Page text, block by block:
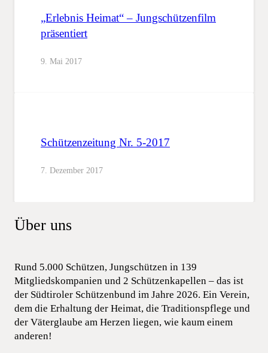
„Erlebnis Heimat“ – Jungschützenfilm
präsentiert
9. Mai 2017
Schützenzeitung Nr. 5-2017
7. Dezember 2017
Über uns
Rund 5.000 Schützen, Jungschützen in 139
Mitgliedskompanien und 2 Schützenkapellen – das ist
der Südtiroler Schützenbund im Jahre 2026. Ein Verein,
dem die Erhaltung der Heimat, die Traditionspflege und
der Väterglaube am Herzen liegen, wie kaum einem
anderen!